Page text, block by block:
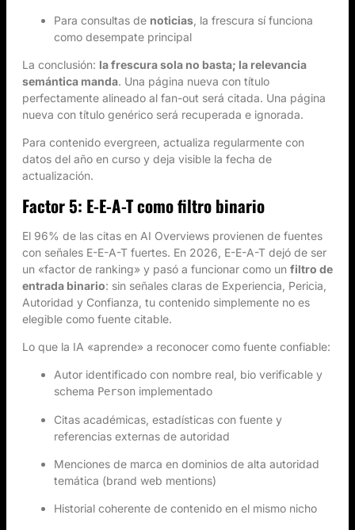
Para consultas de noticias , la frescura sí funciona
como desempate principal
La conclusión: la frescura sola no basta; la relevancia
semántica manda. Una página nueva con título
perfectamente alineado al fan-out será citada. Una página
nueva con título genérico será recuperada e ignorada.
Para contenido evergreen, actualiza regularmente con
datos del año en curso y deja visible la fecha de
actualización.
Factor 5: E-E-A-T como filtro binario
El 96% de las citas en AI Overviews provienen de fuentes
con señales E-E-A-T fuertes. En 2026, E-E-A-T dejó de ser
un «factor de ranking» y pasó a funcionar como un filtro de
entrada binario: sin señales claras de Experiencia, Pericia,
Autoridad y Confianza, tu contenido simplemente no es
elegible como fuente citable.
Lo que la IA «aprende» a reconocer como fuente confiable:
Autor identificado con nombre real, bio verificable y
schema Person implementado
Citas académicas, estadísticas con fuente y
referencias externas de autoridad
Menciones de marca en dominios de alta autoridad
temática (brand web mentions)
Historial coherente de contenido en el mismo nicho